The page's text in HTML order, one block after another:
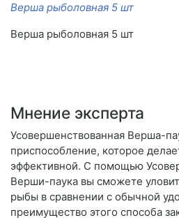
Верша рыболовная 5 шт
Верша рыболовная 5 шт
Мнение эксперта
Усовершенствованная Верша-
приспособление, которое
эффективной. С помощью
Верши-паука вы сможете
рыбы в сравнении с обычной
преимущество этого способа